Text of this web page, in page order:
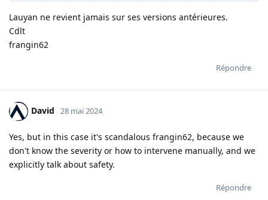
Lauyan ne revient jamais sur ses versions antérieures.
Cdlt
frangin62
Répondre
David 28 mai 2024
Yes, but in this case it's scandalous frangin62, because we
don't know the severity or how to intervene manually, and we
explicitly talk about safety.
Répondre